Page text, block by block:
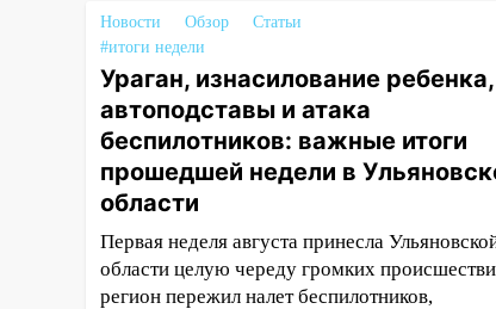
итоги недели в Ульяновской
области
09:18 Из-за ливня
заблокировано движение
трамваев в Ульяновске
09:15 Ураган, изнасилование
ребенка, автоподставы и атака
беспилотников: важные итоги
прошедшей недели в
Ульяновской области
Новости Обзор
Статьи
#итоги недели
Ураган, изнасилование ребенка,
автоподставы и атака
беспилотников: важные итоги
прошедшей недели в
области
Первая неделя августа принесла
области целую череду громких
регион пережил налет беспилотников,